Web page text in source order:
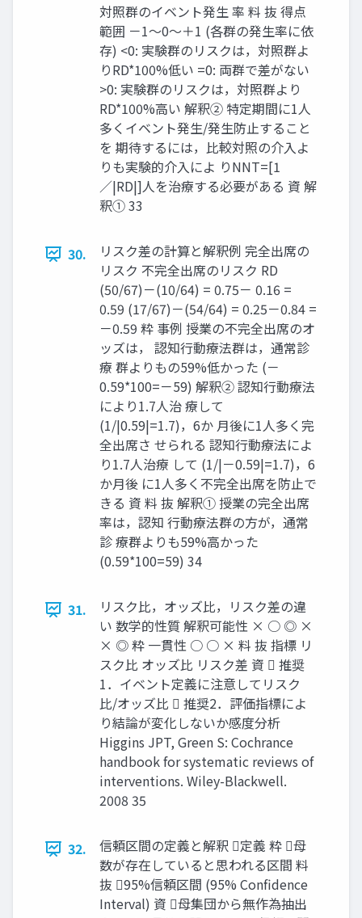
対照群のイベント発生 率 料 抜 得点
範囲 －1〜0〜＋1 (各群の発生率に依
存) <0: 実験群のリスクは，対照群よ
りRD*100%低い =0: 両群で差がない
>0: 実験群のリスクは，対照群より
RD*100%高い 解釈② 特定期間に1人
多くイベント発生/発生防止すること
を 期待するには，比較対照の介⼊よ
りも実験的介⼊によ りNNT=[1
／|RD|]人を治療する必要がある 資 解
釈① 33
30.
リスク差の計算と解釈例 完全出席の
リスク 不完全出席のリスク RD
(50/67)－(10/64) = 0.75－ 0.16 =
0.59 (17/67)－(54/64) = 0.25－0.84 =
－0.59 粋 事例 授業の不完全出席のオ
ッズは， 認知⾏動療法群は，通常診
療 群よりもの59%低かった (－
0.59*100=－59) 解釈② 認知⾏動療法
により1.7人治 療して
(1/|0.59|=1.7)，6か 月後に1人多く完
全出席さ せられる 認知⾏動療法によ
り1.7人治療 して (1/|－0.59|=1.7)，6
か月後 に1人多く不完全出席を防止で
きる 資 料 抜 解釈① 授業の完全出席
率は，認知 ⾏動療法群の⽅が，通常
診 療群よりも59%高かった
(0.59*100=59) 34
31.
リスク比，オッズ比，リスク差の違
い 数学的性質 解釈可能性 × ○ ◎ ×
× ◎ 粋 一貫性 ○ ○ × 料 抜 指標 リ
スク比 オッズ比 リスク差 資  推奨
1．イベント定義に注意してリスク
比/オッズ比  推奨2．評価指標によ
り結論が変化しないか感度分析
Higgins JPT, Green S: Cochrance
handbook for systematic reviews of
interventions. Wiley-Blackwell.
2008 35
32.
信頼区間の定義と解釈 定義 粋 ⺟
数が存在していると思われる区間 料
抜 95%信頼区間 (95% Confidence
Interval) 資 ⺟集団から無作為抽出